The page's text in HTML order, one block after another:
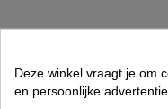
Deze winkel vraagt je om
en persoonlijke